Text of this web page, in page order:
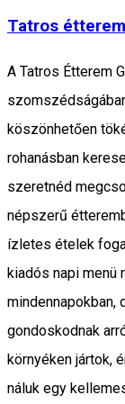
Tatros étterem
A Tatros Étterem
köszönhetően
rohanásban
szeretnéd
népszerű
ízletes ételek
kiadós napi menü
mindennapokban,
gondoskodnak
környéken jártok,
náluk egy